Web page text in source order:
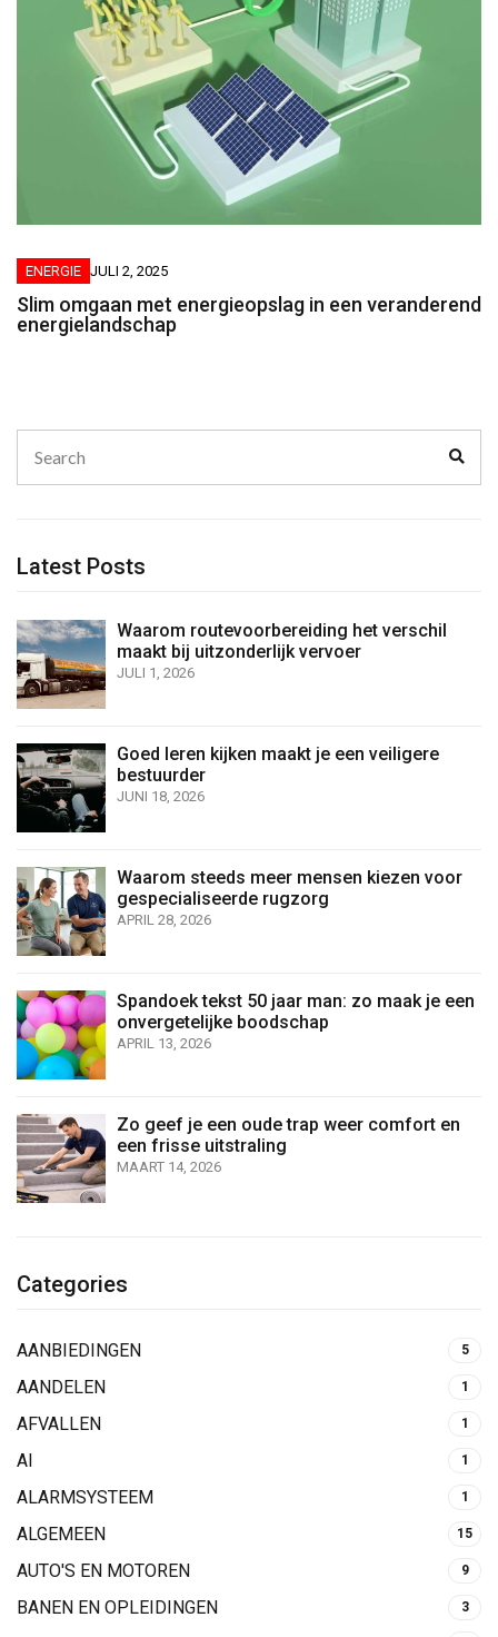
ENERGIE JULI 2, 2025
Slim omgaan met energieopslag in een veranderend
energielandschap
for:
Latest Posts
Waarom routevoorbereiding het verschil
maakt bij uitzonderlijk vervoer
JULI 1, 2026
Goed leren kijken maakt je een veiligere
bestuurder
JUNI 18, 2026
Waarom steeds meer mensen kiezen voor
gespecialiseerde rugzorg
APRIL 28, 2026
Spandoek tekst 50 jaar man: zo maak je een
onvergetelijke boodschap
APRIL 13, 2026
Zo geef je een oude trap weer comfort en
een frisse uitstraling
MAART 14, 2026
Categories
AANBIEDINGEN 5
AANDELEN 1
AFVALLEN 1
AI 1
ALARMSYSTEEM 1
ALGEMEEN 15
AUTO'S EN MOTOREN 9
BANEN EN OPLEIDINGEN 3